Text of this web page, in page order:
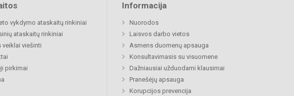
vykdymo ataskaitų rinkiniai
ataskaitų rinkiniai
veiklai viešinti
pirkimai
Informacija
Nuorodos
Laisvos darbo vietos
Asmens duomenų apsauga
Konsultavimasis su visuomene
Dažniausiai užduodami klausimai
Pranešėjų apsauga
Korupcijos prevencija